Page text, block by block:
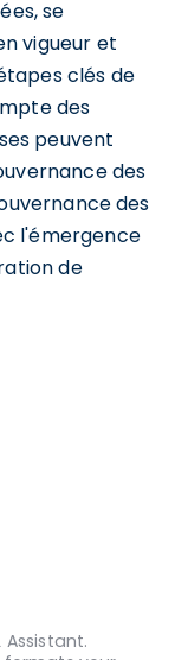
se
vigueur et
clés de
des
peuvent
des
des
l'émergence
de
Assistant.